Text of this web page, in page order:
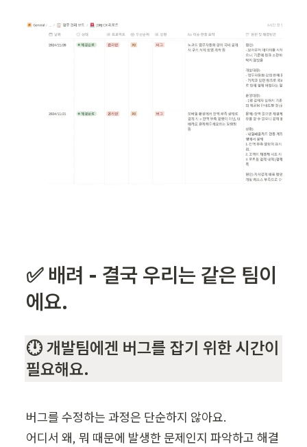
✅ 배려 - 결국 우리는 같은 팀이
에요.
🕛 개발팀에겐 버그를 잡기 위한 시간이
필요해요.
버그를 수정하는 과정은 단순하지 않아요.
어디서 왜, 뭐 때문에 발생한 문제인지 파악하고 해결